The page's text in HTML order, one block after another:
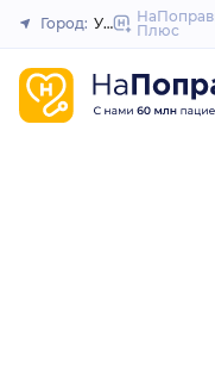
Город: Уфа
Плюс